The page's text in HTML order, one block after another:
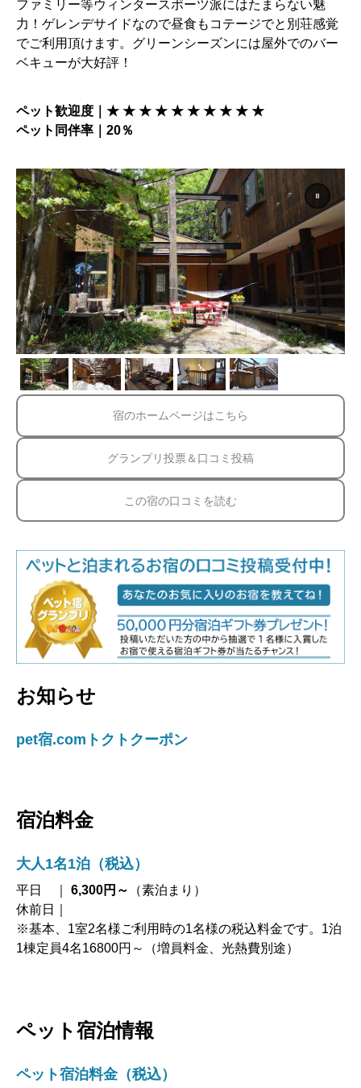
ファミリー等ウィンタースポーツ派にはたまらない魅
力！ゲレンデサイドなので昼食もコテージでと別荘感覚
でご利用頂けます。グリーンシーズンには屋外でのバー
ベキューが大好評！
ペット歓迎度｜★ ★ ★ ★ ★ ★ ★ ★ ★ ★
ペット同伴率｜20％
宿のホームページはこちら
グランプリ投票＆口コミ投稿
この宿の口コミを読む
お知らせ
pet宿.comトクトクーポン
宿泊料金
大人1名1泊（税込）
平日 ｜ 6,300円～
（素泊まり）
休前日｜
※基本、1室2名様ご利用時の1名様の税込料金です。1泊
1棟定員4名16800円～（増員料金、光熱費別途）
ペット宿泊情報
ペット宿泊料金（税込）